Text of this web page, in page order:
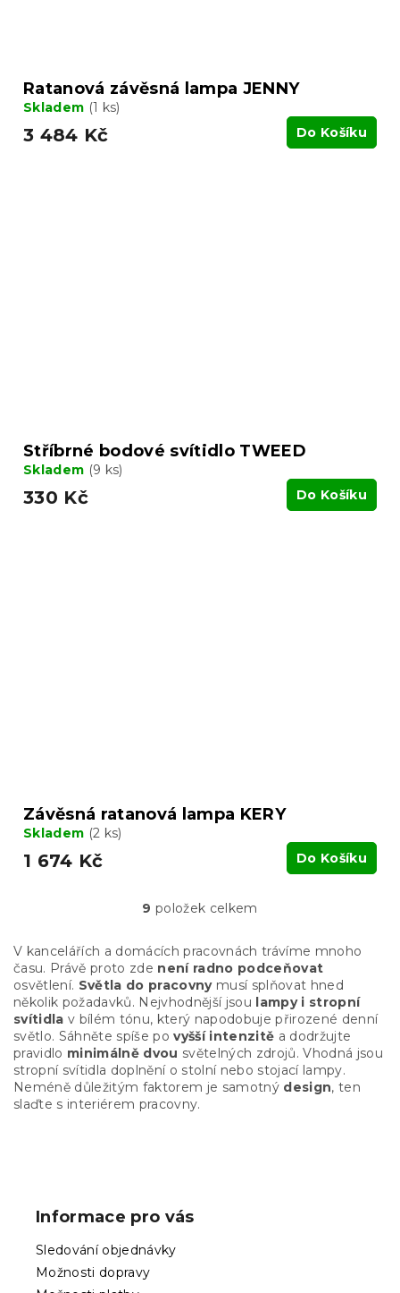
Ratanová závěsná lampa JENNY
Skladem (1 ks)
3 484 Kč Do Košíku
Stříbrné bodové svítidlo TWEED
Skladem (9 ks)
330 Kč Do Košíku
Závěsná ratanová lampa KERY
Skladem (2 ks)
1 674 Kč Do Košíku
O
l
á
d
a
c
í
p
r
v
k
9 položek celkem
V kancelářích a domácích pracovnách trávíme mnoho
času. Právě proto zde není radno podceňovat
osvětlení. Světla do pracovnymusí splňovat hned
několik požadavků. Nejvhodnější jsou lampy i stropní
svítidla v bílém tónu, který napodobuje přirozené denní
světlo. Sáhněte spíše povyšší intenzitě a dodržujte
pravidlo minimálně dvou světelných zdrojů. Vhodná jsou
stropní svítidla doplnění o stolní nebo stojací lampy.
Neméně důležitým faktorem je samotný design, ten
slaďte s interiérem pracovny.
Informace pro vás
Sledování objednávky
Možnosti dopravy